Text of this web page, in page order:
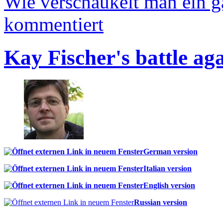
kommentiert
Kay Fischer's battle
German version
Italian version
English version
Russian version